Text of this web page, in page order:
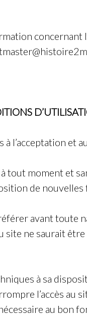
à l’acceptation
tout moment et
de
avant toute
site ne saurait
à sa
l’accès au
au bon